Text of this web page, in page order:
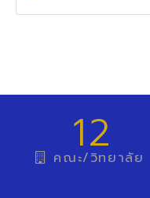
12
คณะ/วิทยาลัย